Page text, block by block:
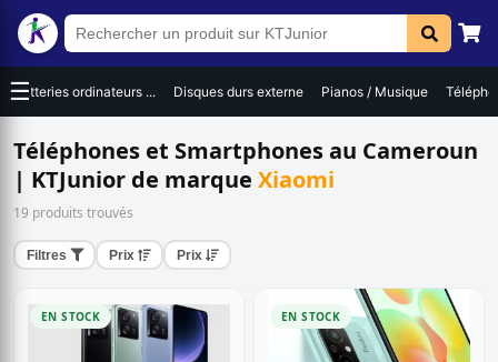
☰
Batteries ordinateurs ... Disques durs externe Pianos / Musique
Téléphones et Smartphones au Cameroun
| KTJunior de marque Xiaomi
19 produits trouvés
Filtres Prix Prix
EN STOCK EN STOCK